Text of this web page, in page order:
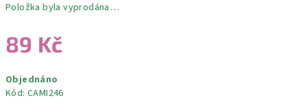
Položka byla vyprodána…
89 Kč
cena:
Objednáno
Kód: CAMI246